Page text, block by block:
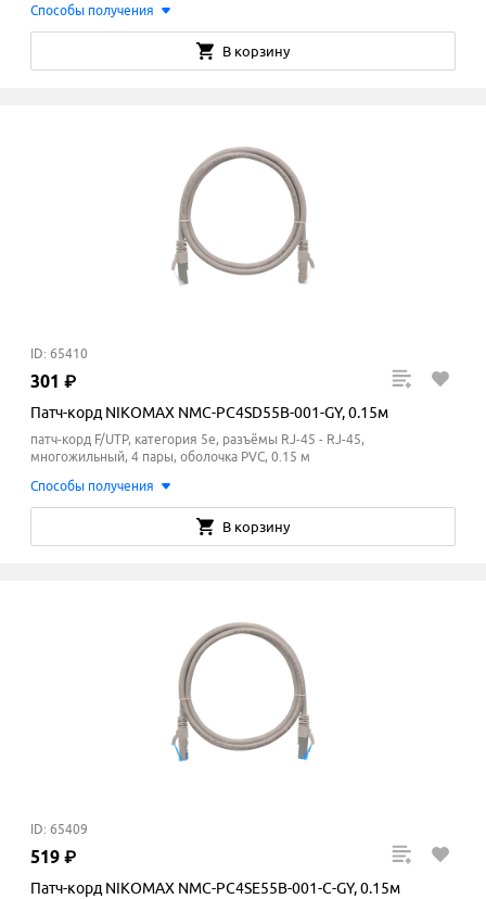
Способы получения
В корзину
ID: 65410
301 ₽
Патч-корд NIKOMAX NMC-PC4SD55B-001-GY, 0.15м
патч-корд F/UTP, категория 5e, разъёмы RJ-45 - RJ-45,
многожильный, 4 пары, оболочка PVC, 0.15 м
Способы получения
В корзину
ID: 65409
519 ₽
Патч-корд NIKOMAX NMC-PC4SE55B-001-C-GY, 0.15м